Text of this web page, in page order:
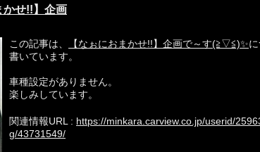
かせ!!】企画
この記事は、 【なぉにおまかせ!!】企画で～す(≧▽≦)✨
書いています。
車種設定がありません。
楽しみしています。
関連情報URL : https://minkara.carview.co.jp/userid/
g/43731549/